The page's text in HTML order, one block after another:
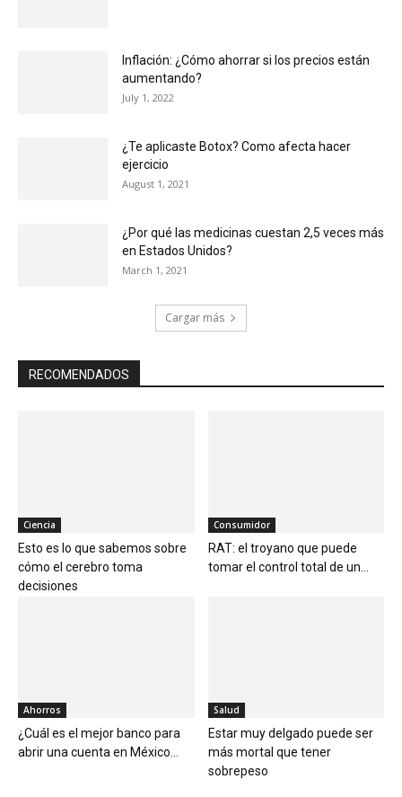
Inflación: ¿Cómo ahorrar si los precios están
aumentando?
July 1, 2022
¿Te aplicaste Botox? Como afecta hacer
ejercicio
August 1, 2021
¿Por qué las medicinas cuestan 2,5 veces más
en Estados Unidos?
March 1, 2021
Cargar más
RECOMENDADOS
Ciencia
Esto es lo que sabemos sobre
cómo el cerebro toma
decisiones
Consumidor
RAT: el troyano que puede
tomar el control total de un...
Ahorros
¿Cuál es el mejor banco para
abrir una cuenta en México...
Salud
Estar muy delgado puede ser
más mortal que tener
sobrepeso